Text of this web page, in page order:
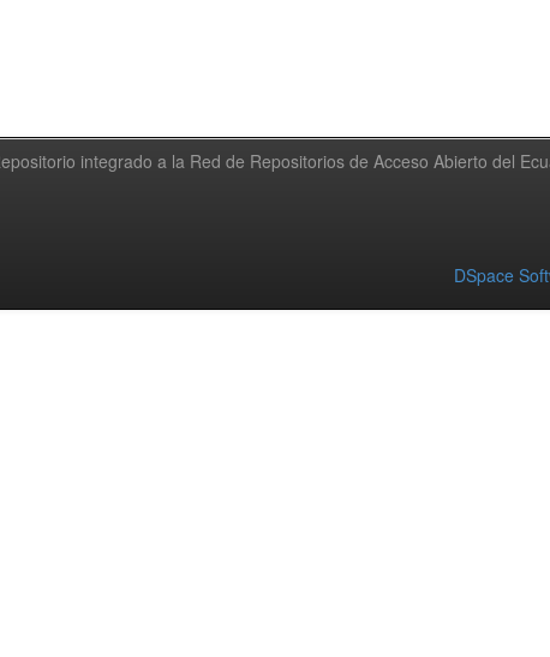
integrado a la Red de Repositorios de Acceso Abierto del
DSpace